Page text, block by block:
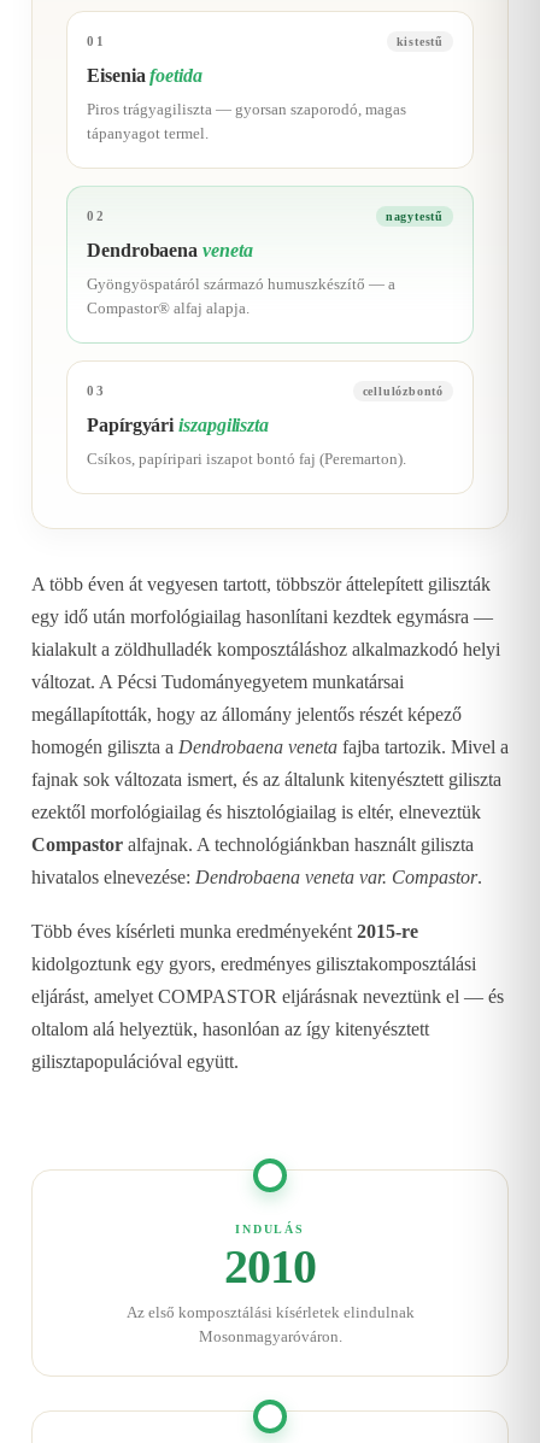
01 kistestű
Eiseniafoetida
Piros trágyagiliszta — gyorsan szaporodó, magas
tápanyagot termel.
02 nagytestű
Dendrobaenaveneta
Gyöngyöspatáról származó humuszkészítő — a
Compastor® alfaj alapja.
03 cellulózbontó
Papírgyáriiszapgiliszta
Csíkos, papíripari iszapot bontó faj (Peremarton).
A több éven át vegyesen tartott, többször áttelepített giliszták
egy idő után morfológiailag hasonlítani kezdtek egymásra —
kialakult a zöldhulladék komposztáláshoz alkalmazkodó helyi
változat. A Pécsi Tudományegyetem munkatársai
megállapították, hogy az állomány jelentős részét képező
homogén giliszta a Dendrobaena veneta fajba tartozik. Mivel a
fajnak sok változata ismert, és az általunk kitenyésztett giliszta
ezektől morfológiailag és hisztológiailag is eltér, elneveztük
Compastor alfajnak. A technológiánkban használt giliszta
hivatalos elnevezése: Dendrobaena veneta var. Compastor.
Több éves kísérleti munka eredményeként 2015-re
kidolgoztunk egy gyors, eredményes gilisztakomposztálási
eljárást, amelyet COMPASTOR eljárásnak neveztünk el — és
oltalom alá helyeztük, hasonlóan az így kitenyésztett
gilisztapopulációval együtt.
INDULÁS
2010
Az első komposztálási kísérletek elindulnak
Mosonmagyaróváron.